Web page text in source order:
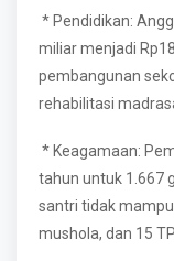
* Pendidikan:
miliar menjadi
pembangunan
rehabilitasi
* Keagamaan:
tahun untuk 1.667
santri tidak
mushola, dan 15